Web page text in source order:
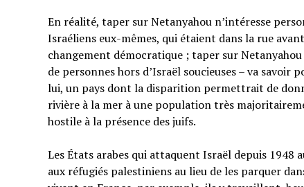
En réalité, taper sur Netanyahou n’intéresse
Israéliens eux-mêmes, qui étaient dans la rue
changement démocratique ; taper sur
de personnes hors d’Israël soucieuses – va savoir
lui, un pays dont la disparition permettrait de
rivière à la mer à une population très
hostile à la présence des juifs.
Les États arabes qui attaquent Israël depuis 1948
aux réfugiés palestiniens au lieu de les parquer